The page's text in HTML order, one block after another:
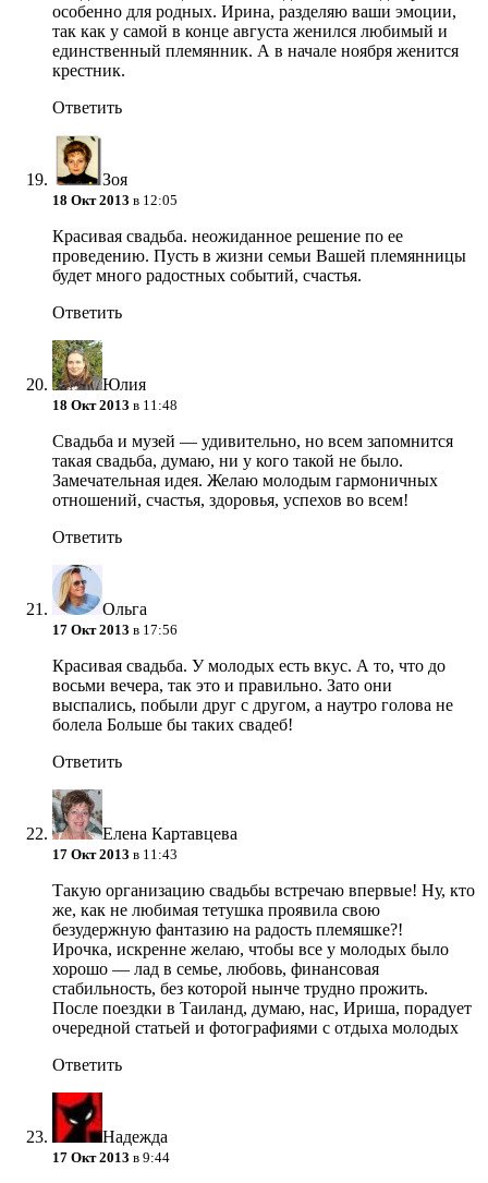
особенно для родных. Ирина, разделяю ваши эмоции,
так как у самой в конце августа женился любимый и
единственный племянник. А в начале ноября женится
крестник.
Ответить
Зоя
18 Окт 2013 в 12:05
Красивая свадьба. неожиданное решение по ее
проведению. Пусть в жизни семьи Вашей племянницы
будет много радостных событий, счастья.
Ответить
Юлия
18 Окт 2013 в 11:48
Свадьба и музей — удивительно, но всем запомнится
такая свадьба, думаю, ни у кого такой не было.
Замечательная идея. Желаю молодым гармоничных
отношений, счастья, здоровья, успехов во всем!
Ответить
Ольга
17 Окт 2013 в 17:56
Красивая свадьба. У молодых есть вкус. А то, что до
восьми вечера, так это и правильно. Зато они
выспались, побыли друг с другом, а наутро голова не
болела Больше бы таких свадеб!
Ответить
Елена Картавцева
17 Окт 2013 в 11:43
Такую организацию свадьбы встречаю впервые! Ну, кто
же, как не любимая тетушка проявила свою
безудержную фантазию на радость племяшке?!
Ирочка, искренне желаю, чтобы все у молодых было
хорошо — лад в семье, любовь, финансовая
стабильность, без которой нынче трудно прожить.
После поездки в Таиланд, думаю, нас, Ириша, порадует
очередной статьей и фотографиями с отдыха молодых
Ответить
Надежда
17 Окт 2013 в 9:44